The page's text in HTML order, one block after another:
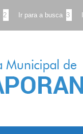
2 Ir para a busca 3